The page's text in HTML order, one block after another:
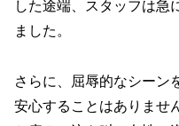
した途端、スタッフは急
ました。
さらに、屈辱的なシーン
安心することはありませ